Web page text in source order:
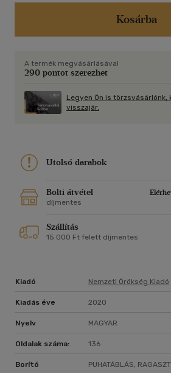
tartván, a helyett, hogy a víz
kiöntötték, holott az egészen tiszta
zavarosan, mint a németek, angolok és
bántak vele, hogy már egészen sáros
kútfeje. Ez a sár a krónikáknak a mi
kiöntött részéből keletkezett.
kiszikkasztása, hanem az, hogy
Kosárba
A termék megvásárlásával
290 pontot szerezhet
Legyen Ön is törzsvásárlónk,
visszajár.
Utolsó darabok
Bolti átvétel
díjmentes
Szállítás
15 000 Ft felett díjmentes
Kiadó Nemzeti Örökség Kiadó
Kiadás éve 2020
Nyelv MAGYAR
Oldalak száma: 136
Borító PUHATÁBLÁS,